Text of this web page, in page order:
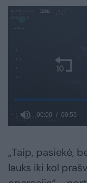
„Taip, pasiekė,
lauks iki kol